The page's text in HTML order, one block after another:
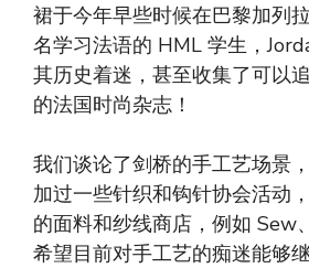
裙于今年早些时候在巴黎加列
名学习法语的 HML 学生，
其历史着迷，甚至收集了可以
的法国时尚杂志！
我们谈论了剑桥的手工艺场景
加过一些针织和钩针协会活动
的面料和纱线商店，例如 Sew
希望目前对手工艺的痴迷能够